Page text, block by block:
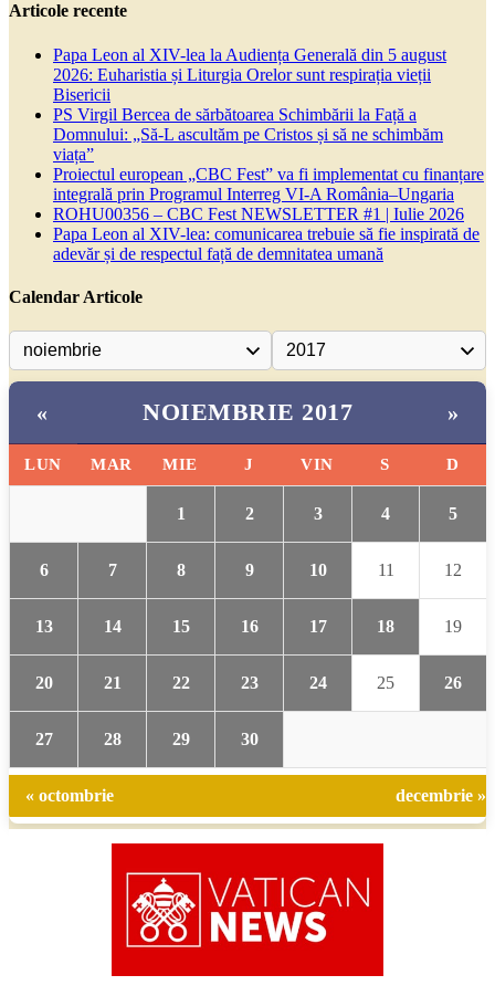
Articole recente
Papa Leon al XIV-lea la Audiența Generală din 5 august
2026: Euharistia și Liturgia Orelor sunt respirația vieții
Bisericii
PS Virgil Bercea de sărbătoarea Schimbării la Față a
Domnului: „Să-L ascultăm pe Cristos și să ne schimbăm
viața”
Proiectul european „CBC Fest” va fi implementat cu finanțare
integrală prin Programul Interreg VI-A România–Ungaria
ROHU00356 – CBC Fest NEWSLETTER #1 | Iulie 2026
Papa Leon al XIV-lea: comunicarea trebuie să fie inspirată de
adevăr și de respectul față de demnitatea umană
Calendar Articole
« NOIEMBRIE 2017 »
LUN MAR MIE J VIN S D
1 2 3 4 5
6 7 8 9 10 11 12
13 14 15 16 17 18 19
20 21 22 23 24 25 26
27 28 29 30
« octombrie decembrie »